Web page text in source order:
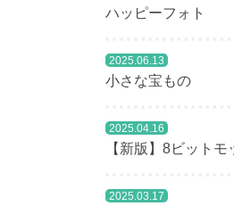
ハッピーフォト
2025.06.13
小さな宝もの
2025.04.16
【新版】8ビット
2025.03.17